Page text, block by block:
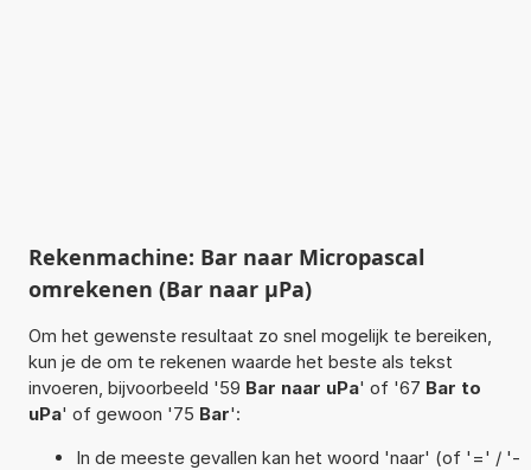
Rekenmachine: Bar naar Micropascal
omrekenen (Bar naar µPa)
Om het gewenste resultaat zo snel mogelijk te bereiken,
kun je de om te rekenen waarde het beste als tekst
invoeren, bijvoorbeeld '59 Bar naar uPa' of '67 Bar to
uPa' of gewoon '75 Bar':
In de meeste gevallen kan het woord 'naar' (of '=' / '-